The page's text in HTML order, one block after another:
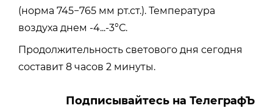
(норма 745−765 мм рт.ст.). Температура
воздуха днем -4...-3°С.
Продолжительность светового дня сегодня
составит 8 часов 2 минуты.
Подписывайтесь на ТелеграфЪ